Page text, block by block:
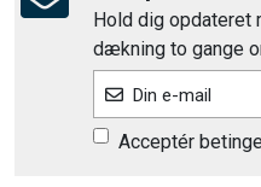
Hold dig opdateret
dækning to gange
Din e-mail
Acceptér